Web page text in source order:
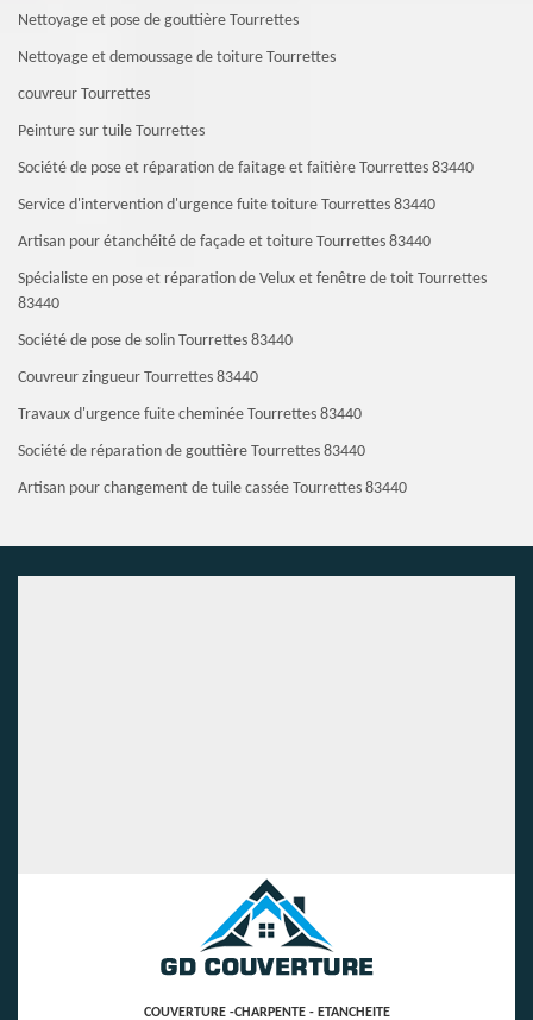
Nettoyage et pose de gouttière Tourrettes
Nettoyage et demoussage de toiture Tourrettes
couvreur Tourrettes
Peinture sur tuile Tourrettes
Société de pose et réparation de faitage et faitière Tourrettes 83440
Service d'intervention d'urgence fuite toiture Tourrettes 83440
Artisan pour étanchéité de façade et toiture Tourrettes 83440
Spécialiste en pose et réparation de Velux et fenêtre de toit Tourrettes
83440
Société de pose de solin Tourrettes 83440
Couvreur zingueur Tourrettes 83440
Travaux d'urgence fuite cheminée Tourrettes 83440
Société de réparation de gouttière Tourrettes 83440
Artisan pour changement de tuile cassée Tourrettes 83440
COUVERTURE -CHARPENTE - ETANCHEITE